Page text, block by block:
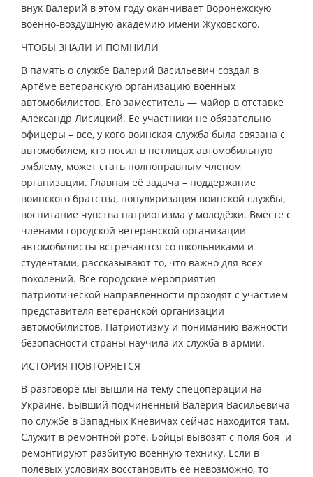
внук Валерий в этом году оканчивает Воронежскую
военно-воздушную академию имени Жуковского.
ЧТОБЫ ЗНАЛИ И ПОМНИЛИ
В память о службе Валерий Васильевич создал в
Артёме ветеранскую организацию военных
автомобилистов. Его заместитель — майор в отставке
Александр Лисицкий. Ее участники не обязательно
офицеры – все, у кого воинская служба была связана с
автомобилем, кто носил в петлицах автомобильную
эмблему, может стать полноправным членом
организации. Главная её задача – поддержание
воинского братства, популяризация воинской службы,
воспитание чувства патриотизма у молодёжи. Вместе с
членами городской ветеранской организации
автомобилисты встречаются со школьниками и
студентами, рассказывают то, что важно для всех
поколений. Все городские мероприятия
патриотической направленности проходят с участием
представителя ветеранской организации
автомобилистов. Патриотизму и пониманию важности
безопасности страны научила их служба в армии.
ИСТОРИЯ ПОВТОРЯЕТСЯ
В разговоре мы вышли на тему спецоперации на
Украине. Бывший подчинённый Валерия Васильевича
по службе в Западных Кневичах сейчас находится там.
Служит в ремонтной роте. Бойцы вывозят с поля боя и
ремонтируют разбитую военную технику. Если в
полевых условиях восстановить её невозможно, то